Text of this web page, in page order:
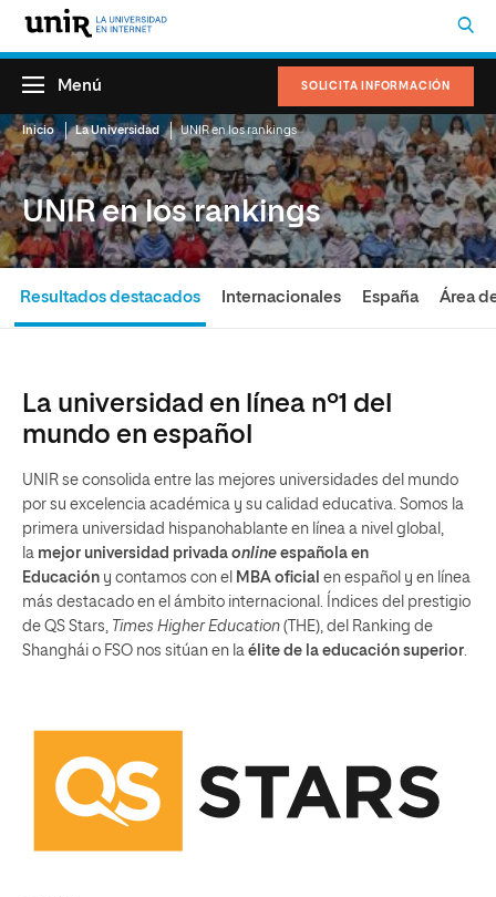
SOLICITA INFORMACIÓN
Menú
Inicio La Universidad UNIR en los rankings
UNIR en los rankings
Resultados destacados Internacionales España Área
La universidad en línea nº1 del
mundo en español
UNIR se consolida entre las mejores universidades del mundo
por su excelencia académica y su calidad educativa. Somos la
primera universidad hispanohablante en línea a nivel global,
la mejor universidad privada online española en
Educación y contamos con el MBA oficial en español y en línea
más destacado en el ámbito internacional. Índices del prestigio
de QS Stars, Times Higher Education (THE), del Ranking de
Shanghái o FSO nos sitúan en la élite de la educación superior.